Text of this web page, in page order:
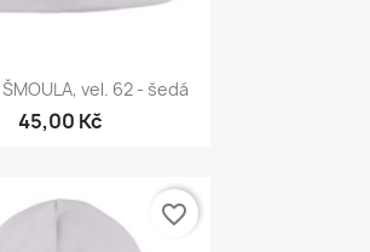
Rychlý náhledvel. 62 - šedá
45,00 Kč
favorite_border